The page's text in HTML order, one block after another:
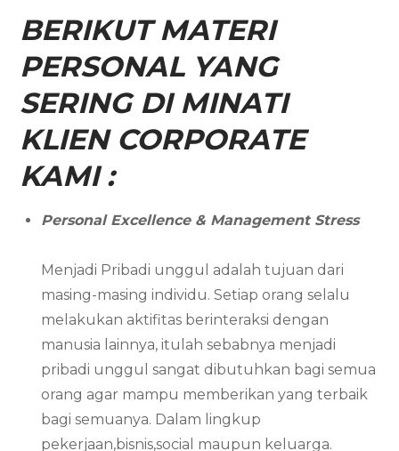
BERIKUT MATERI
PERSONAL YANG
SERING DI MINATI
KLIEN CORPORATE
KAMI :
Personal Excellence & Management Stress
Menjadi Pribadi unggul adalah tujuan dari
masing-masing individu. Setiap orang selalu
melakukan aktifitas berinteraksi dengan
manusia lainnya, itulah sebabnya menjadi
pribadi unggul sangat dibutuhkan bagi semua
orang agar mampu memberikan yang terbaik
bagi semuanya. Dalam lingkup
pekerjaan,bisnis,social maupun keluarga.